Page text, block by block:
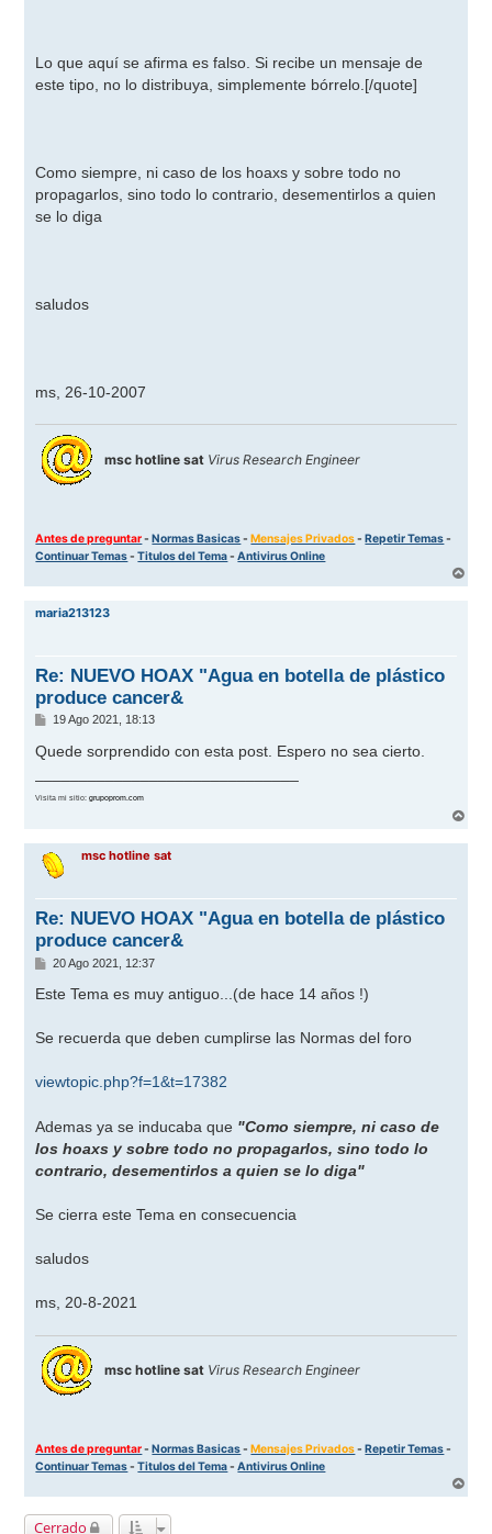
Lo que aquí se afirma es falso. Si recibe un mensaje de
este tipo, no lo distribuya, simplemente bórrelo.[/quote]
Como siempre, ni caso de los hoaxs y sobre todo no
propagarlos, sino todo lo contrario, desementirlos a quien
se lo diga
saludos
ms, 26-10-2007
msc hotline sat Virus Research Engineer
Antes de preguntar-Normas Basicas-Mensajes Privados-Repetir Temas-
Continuar Temas-Titulos del Tema-Antivirus Online
r
maria213123
Re: NUEVO HOAX "Agua en botella de plástico
produce cancer&
M
n
e
19 Ago 2021, 18:13
Quede sorprendido con esta post. Espero no sea cierto.
Visita mi sitio:grupoprom.com
r
msc hotline sat
Re: NUEVO HOAX "Agua en botella de plástico
produce cancer&
M
n
j
e
20 Ago 2021, 12:37
Este Tema es muy antiguo...(de hace 14 años !)
Se recuerda que deben cumplirse las Normas del foro
viewtopic.php?f=1&t=17382
Ademas ya se inducaba que "Como siempre, ni caso de
los hoaxs y sobre todo no propagarlos, sino todo lo
contrario, desementirlos a quien se lo diga"
Se cierra este Tema en consecuencia
saludos
ms, 20-8-2021
msc hotline sat Virus Research Engineer
Antes de preguntar-Normas Basicas-Mensajes Privados-Repetir Temas-
Continuar Temas-Titulos del Tema-Antivirus Online
r
Cerrado